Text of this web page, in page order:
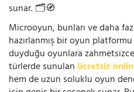
sunar. 🗂️🧭
Microoyun, bunları ve daha
hazırlanmış bir oyun
duyduğu oyunlara zahmetsizce
türlerde sunulan ücretsiz
hem de uzun soluklu oyun